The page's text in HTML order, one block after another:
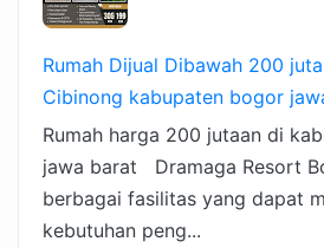
Rumah Dijual Dibawah 200
Cibinong kabupaten bogor
Rumah harga 200 jutaan di
jawa barat Dramaga Resort
berbagai fasilitas yang dapat
kebutuhan peng...